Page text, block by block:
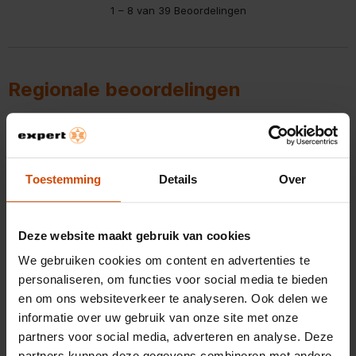
Toestemming Details Over
Deze website maakt gebruik van cookies
We gebruiken cookies om content en advertenties te
personaliseren, om functies voor social media te bieden
en om ons websiteverkeer te analyseren. Ook delen we
informatie over uw gebruik van onze site met onze
partners voor social media, adverteren en analyse. Deze
Breedte 54 cm
Diepte
1 – 8 van 39 Beoordelingen
Regionale beoordelingen
5 van 5 sterren.
Kwaliteit van product
Kwaliteit van product, 5.0 van 5
5.0
Waarde van product
Waarde van product, 5.0 van 5
5.0